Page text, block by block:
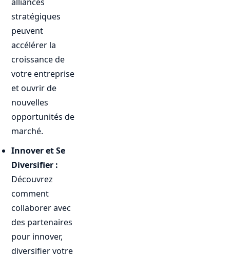
stratégiques
peuvent
accélérer la
croissance de
votre entreprise
et ouvrir de
nouvelles
opportunités de
marché.
Innover et Se
Diversifier :
Découvrez
comment
collaborer avec
des partenaires
pour innover,
diversifier votre